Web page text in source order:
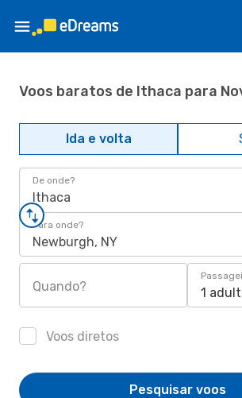
Voos baratos de Ithaca para
Ida e volta
De onde?
Ithaca
Para onde?
Newburgh, NY
Quando? 1
Voos diretos
Pesquisar voos